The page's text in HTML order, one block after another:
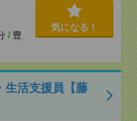
/ 豊
気になる！
生活支援員【藤